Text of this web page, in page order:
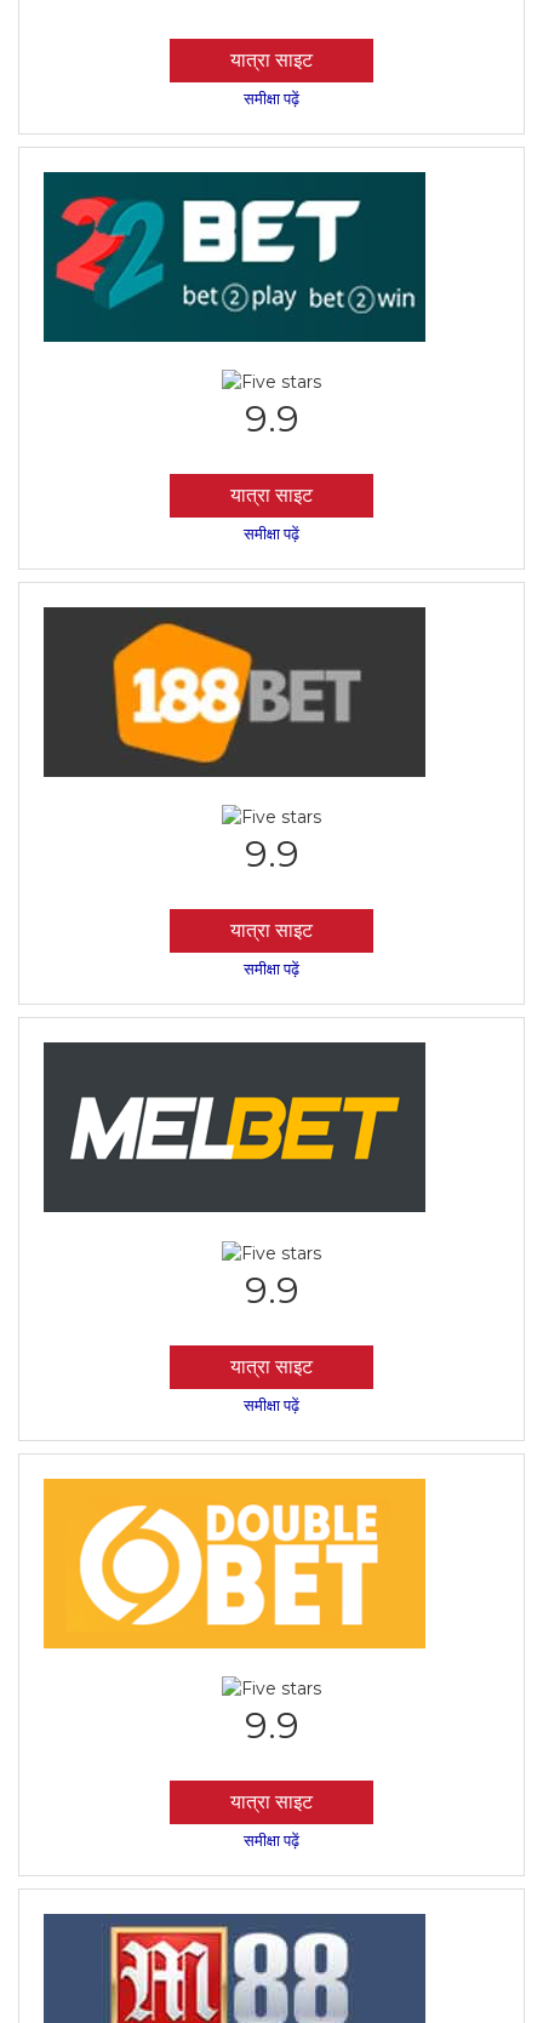
यात्रा साइट
समीक्षा पढ़ें
9.9
यात्रा साइट
समीक्षा पढ़ें
9.9
यात्रा साइट
समीक्षा पढ़ें
9.9
यात्रा साइट
समीक्षा पढ़ें
9.9
यात्रा साइट
समीक्षा पढ़ें